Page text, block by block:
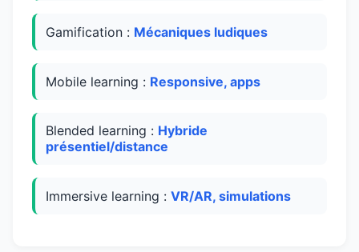
Gamification : Mécaniques ludiques
Mobile learning : Responsive, apps
Blended learning : Hybride
présentiel/distance
Immersive learning : VR/AR, simulations